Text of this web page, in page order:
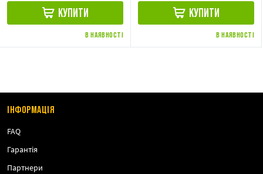
КУПИТИ
В НАЯВНОСТІ
КУПИТИ
В НАЯВНОСТІ
ІНФОРМАЦІЯ
FAQ
Гарантія
Партнери